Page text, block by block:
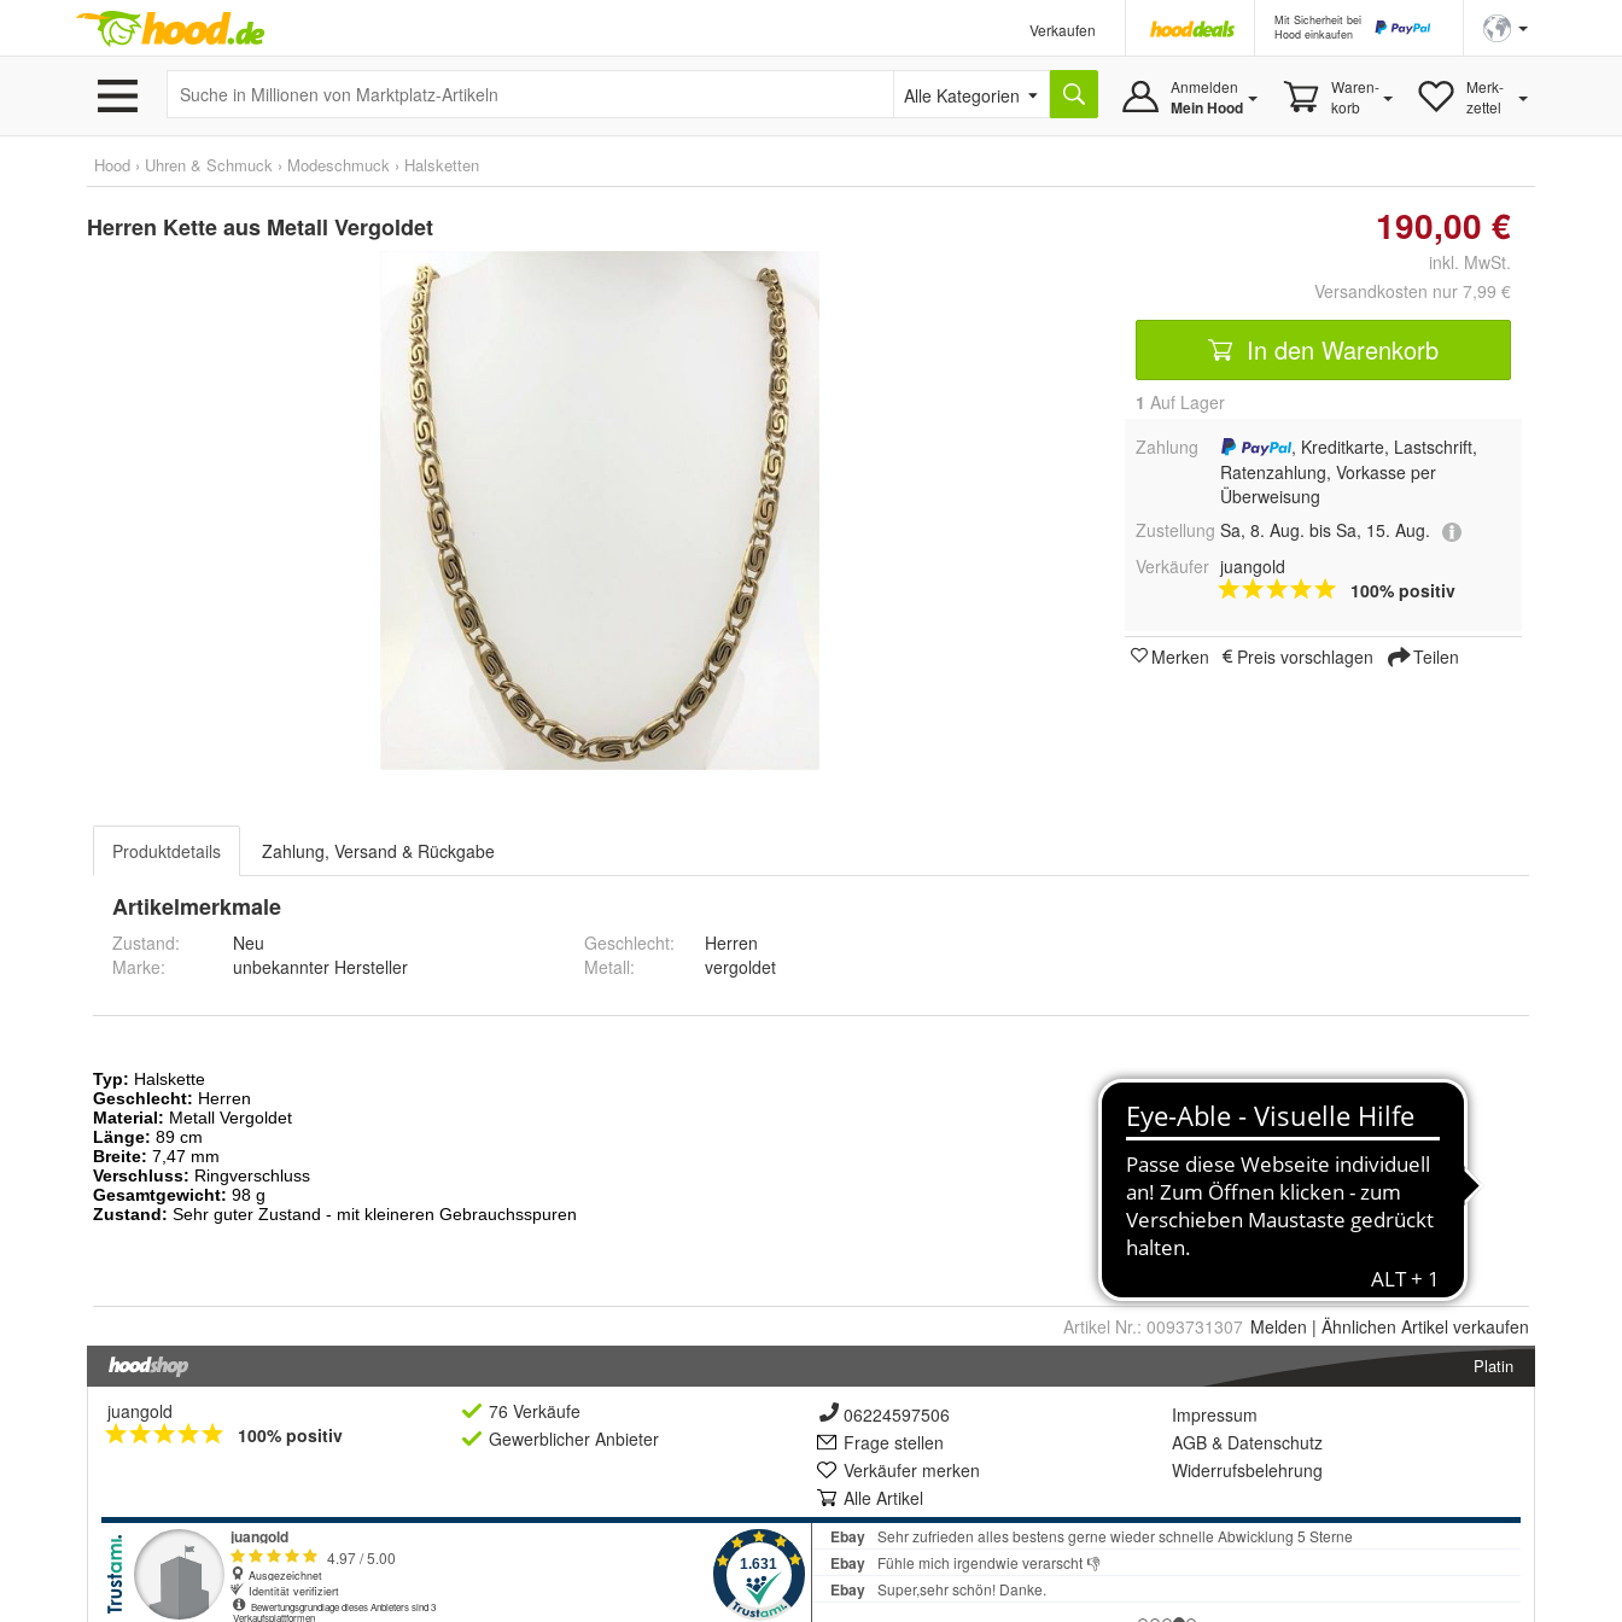
Verkaufen
Mit Sicherheit bei
Hood einkaufen
Alle Kategorien Anmelden
Mein Hood
Waren-
korb
Merk-
zettel
Hood › Uhren & Schmuck › Modeschmuck › Halsketten
Herren Kette aus Metall Vergoldet 190,00 €
inkl. MwSt.
Versandkosten nur 7,99 €
In den Warenkorb
1 Auf Lager
Zahlung
, Kreditkarte, Lastschrift,
Ratenzahlung, Vorkasse per
Überweisung
Zustellung Sa, 8. Aug. bis Sa, 15. Aug.
Verkäufer juangold
100% positiv
Merken Preis vorschlagen Teilen
Produktdetails Zahlung, Versand & Rückgabe
Artikelmerkmale
Zustand:
Neu
Marke:
unbekannter Hersteller
Geschlecht:
Herren
Metall: vergoldet
Artikel Nr.: 0093731307 Melden | Ähnlichen Artikel verkaufen
Platin
juangold
100% positiv
76 Verkäufe
Gewerblicher Anbieter
06224597506
Frage stellen
Verkäufer merken
Alle Artikel
Impressum
AGB & Datenschutz
Widerrufsbelehrung